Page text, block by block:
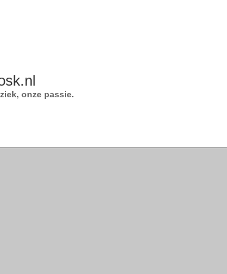
onze passie.